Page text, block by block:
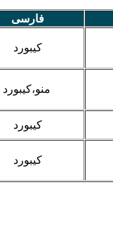
فارسی
کیبورد
منو،کیبورد
کیبورد
کیبورد